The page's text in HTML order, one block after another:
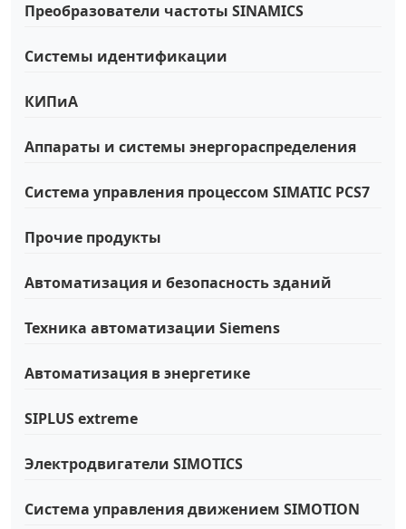
Преобразователи частоты SINAMICS
Системы идентификации
КИПиА
Аппараты и системы энергораспределения
Система управления процессом SIMATIC PCS7
Прочие продукты
Автоматизация и безопасность зданий
Техника автоматизации Siemens
Автоматизация в энергетике
SIPLUS extreme
Электродвигатели SIMOTICS
Система управления движением SIMOTION